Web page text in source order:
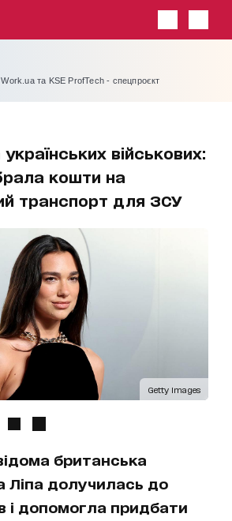
та KSE ProfTech - спецпроєкт
військових:
кошти на
транспорт для ЗСУ
Getty Images
британська
Ліпа долучилась до
і допомогла придбати